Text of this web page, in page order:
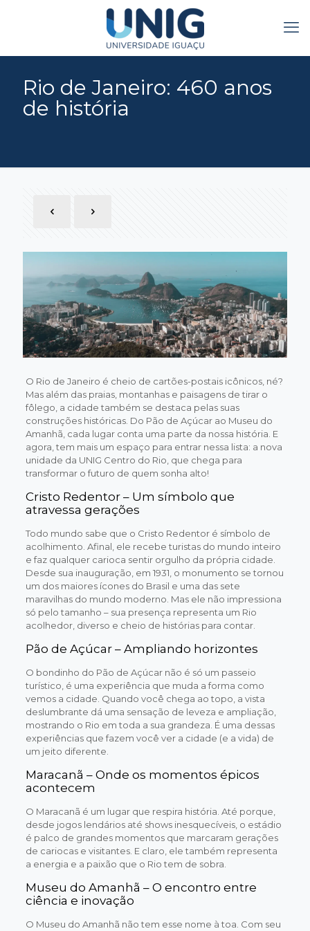
Rio de Janeiro: 460 anos
de história
O Rio de Janeiro é cheio de cartões-postais icônicos, né?
Mas além das praias, montanhas e paisagens de tirar o
fôlego, a cidade também se destaca pelas suas
construções históricas. Do Pão de Açúcar ao Museu do
Amanhã, cada lugar conta uma parte da nossa história. E
agora, tem mais um espaço para entrar nessa lista: a nova
unidade da UNIG Centro do Rio, que chega para
transformar o futuro de quem sonha alto!
Cristo Redentor – Um símbolo que
atravessa gerações
Todo mundo sabe que o Cristo Redentor é símbolo de
acolhimento. Afinal, ele recebe turistas do mundo inteiro
e faz qualquer carioca sentir orgulho da própria cidade.
Desde sua inauguração, em 1931, o monumento se tornou
um dos maiores ícones do Brasil e uma das sete
maravilhas do mundo moderno. Mas ele não impressiona
só pelo tamanho – sua presença representa um Rio
acolhedor, diverso e cheio de histórias para contar.
Pão de Açúcar – Ampliando horizontes
O bondinho do Pão de Açúcar não é só um passeio
turístico, é uma experiência que muda a forma como
vemos a cidade. Quando você chega ao topo, a vista
deslumbrante dá uma sensação de leveza e ampliação,
mostrando o Rio em toda a sua grandeza. É uma dessas
experiências que fazem você ver a cidade (e a vida) de
um jeito diferente.
Maracanã – Onde os momentos épicos
acontecem
O Maracanã é um lugar que respira história. Até porque,
desde jogos lendários até shows inesquecíveis, o estádio
é palco de grandes momentos que marcaram gerações
de cariocas e visitantes. E claro, ele também representa
a energia e a paixão que o Rio tem de sobra.
Museu do Amanhã – O encontro entre
ciência e inovação
O Museu do Amanhã não tem esse nome à toa. Com seu